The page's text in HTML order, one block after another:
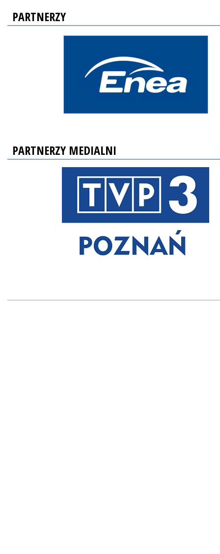
PARTNERZY
PARTNERZY MEDIALNI